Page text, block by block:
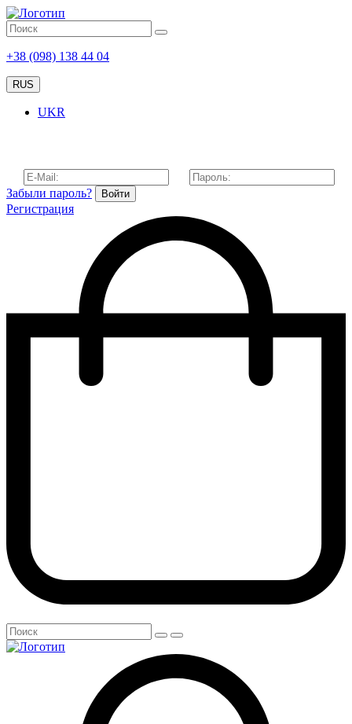
+38 (098) 138 44 04
RUS
UKR
Забыли пароль? Войти
Регистрация